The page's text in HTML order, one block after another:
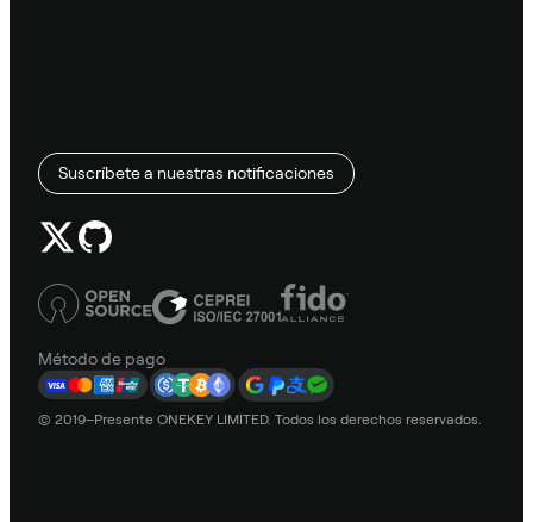
Suscríbete a nuestras notificaciones
Método de pago
© 2019–Presente ONEKEY LIMITED. Todos los derechos reservados.